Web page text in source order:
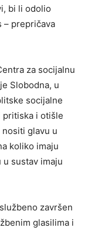
bi li odolio
– prepričava
za socijalnu
Slobodna, u
socijalne
pritiska i otišle
glavu u
koliko imaju
sustav imaju
završen
glasilima i